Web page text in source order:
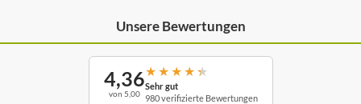
Unsere Bewertungen
4,36
von 5,00
★ ★ ★ ★ ★
Sehr gut
980 verifizierte Bewertungen